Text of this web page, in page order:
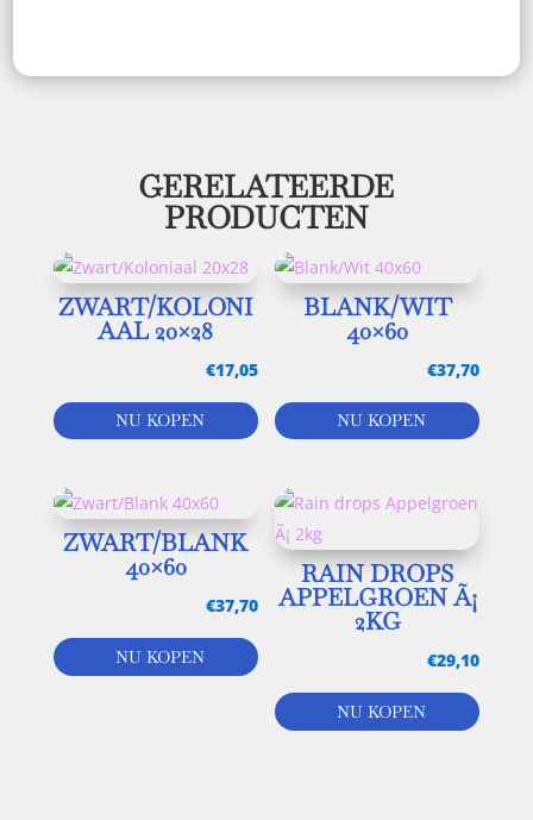
GERELATEERDE
PRODUCTEN
ZWART/KOLONI
AAL 20×28
€17,05
NU KOPEN
BLANK/WIT
40×60
€37,70
NU KOPEN
ZWART/BLANK
40×60
€37,70
NU KOPEN
RAIN DROPS
APPELGROEN Ã¡
2KG
€29,10
NU KOPEN